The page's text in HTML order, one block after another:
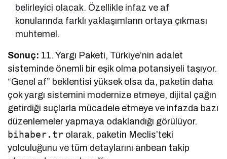
belirleyici olacak. Özellikle infaz ve af
konularında farklı yaklaşımların ortaya çıkması
muhtemel.
Sonuç: 11. Yargı Paketi, Türkiye’nin adalet
sisteminde önemli bir eşik olma potansiyeli taşıyor.
“Genel af” beklentisi yüksek olsa da, paketin daha
çok yargı sistemini modernize etmeye, dijital çağın
getirdiği suçlarla mücadele etmeye ve infazda bazı
düzenlemeler yapmaya odaklandığı görülüyor.
bihaber.tr olarak, paketin Meclis’teki
yolculuğunu ve tüm detaylarını anbean takip